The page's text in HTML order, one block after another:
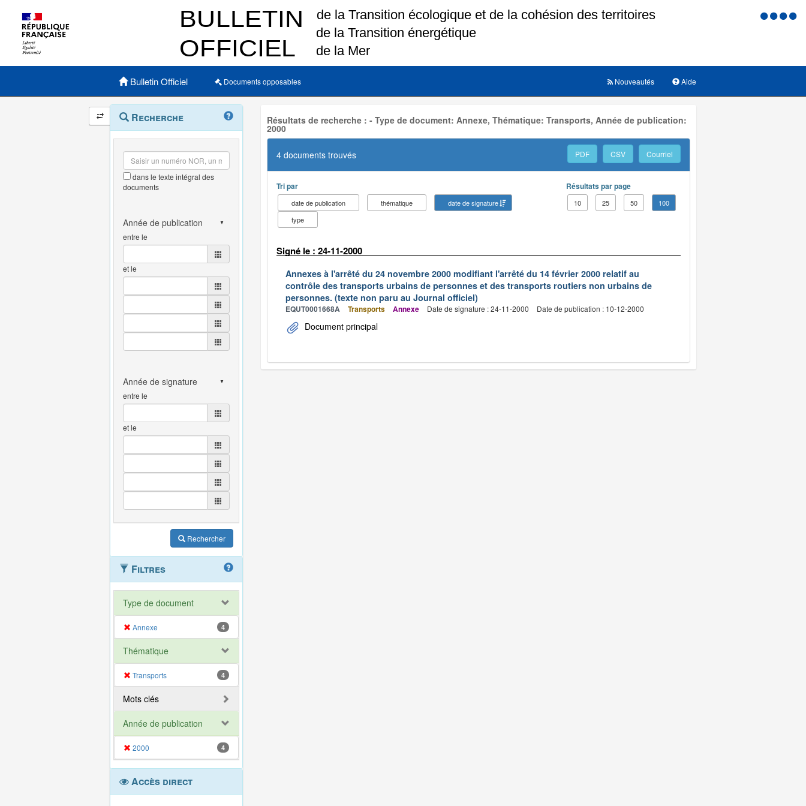
Menu
Menu principal
Bulletin Officiel Documents opposables Aide
Nouveautés
Navigation
et
outils
annexes
Menu
contextuel
Recherche
dans le texte intégral des
documents
entre le
et le
entre le
et le
Rechercher
Filtres
Type de document
Annexe 4
Thématique
Transports 4
Mots clés
Année de publication
2000 4
Accès direct
Résultats de recherche : - Type de document: Annexe, Thématique: Transports, Année de publication:
2000
4 documents trouvés PDF CSV Courriel
Tri par
date de publication thématique
date de signature
type
Résultats par page
10 25 50 100
Signé le : 24-11-2000
Annexes à l'arrêté du 24 novembre 2000 modifiant l'arrêté du 14 février 2000 relatif au
contrôle des transports urbains de personnes et des transports routiers non urbains de
personnes. (texte non paru au Journal officiel)
EQUT0001668A Transports Annexe Date de signature : 24-11-2000 Date de publication : 10-12-2000
Document principal